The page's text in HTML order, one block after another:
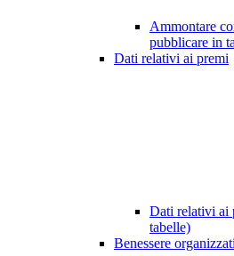
Ammontare
pubblicare in
Dati relativi ai premi
Dati relativi ai
tabelle)
Benessere